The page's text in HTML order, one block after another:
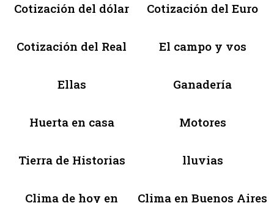
Cotización del dólar Cotización del Euro
Cotización del Real El campo y vos
Ellas Ganadería
Huerta en casa Motores
Tierra de Historias lluvias
Clima de hoy en
Clima en Buenos Aires